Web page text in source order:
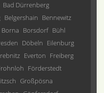
Bad Dürrenberg
Belgershain Bennewitz
Borna Borsdorf Bühl
Döbeln Eilenburg
Everton Freiberg
Förderstedt
Großpösna